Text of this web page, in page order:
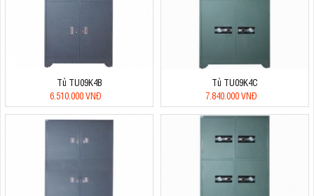
Tủ TU09K4B
6.510.000 VNĐ
Tủ TU09K4C
7.840.000 VNĐ